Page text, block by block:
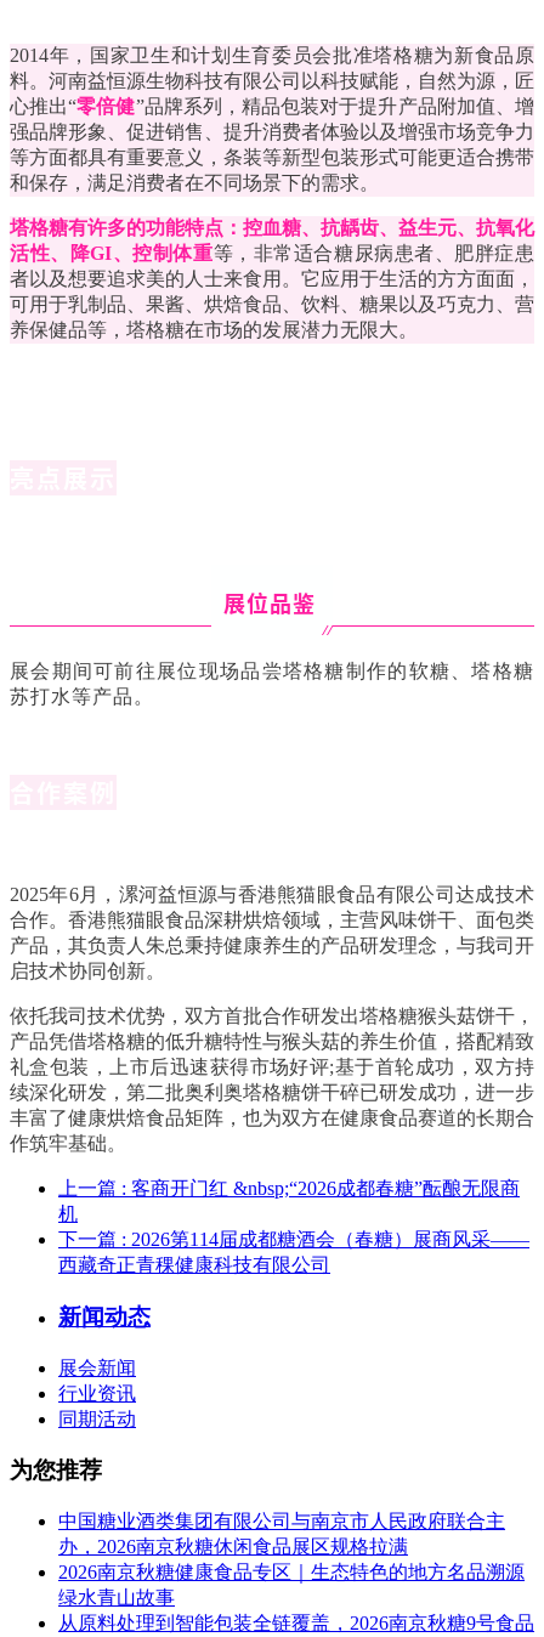
2014年，国家卫生和计划生育委员会批准塔格糖为新食品原
料。河南益恒源生物科技有限公司以科技赋能，自然为源，匠
心推出“零倍健”品牌系列，精品包装对于提升产品附加值、增
强品牌形象、促进销售、提升消费者体验以及增强市场竞争力
等方面都具有重要意义，条装等新型包装形式可能更适合携带
和保存，满足消费者在不同场景下的需求。
塔格糖有许多的功能特点：控血糖、抗龋齿、益生元、抗氧化
活性、降GI、控制体重等，非常适合糖尿病患者、肥胖症患
者以及想要追求美的人士来食用。它应用于生活的方方面面，
可用于乳制品、果酱、烘焙食品、饮料、糖果以及巧克力、营
养保健品等，塔格糖在市场的发展潜力无限大。
展位品鉴
展会期间可前往展位现场品尝塔格糖制作的软糖、塔格糖
苏打水等产品。
2025年6月，漯河益恒源与香港熊猫眼食品有限公司达成技术
合作。香港熊猫眼食品深耕烘焙领域，主营风味饼干、面包类
产品，其负责人朱总秉持健康养生的产品研发理念，与我司开
启技术协同创新。
依托我司技术优势，双方首批合作研发出塔格糖猴头菇饼干，
产品凭借塔格糖的低升糖特性与猴头菇的养生价值，搭配精致
礼盒包装，上市后迅速获得市场好评;基于首轮成功，双方持
续深化研发，第二批奥利奥塔格糖饼干碎已研发成功，进一步
丰富了健康烘焙食品矩阵，也为双方在健康食品赛道的长期合
作筑牢基础。
上一篇 : 客商开门红 &nbsp;“2026成都春糖”酝酿无限商
机
下一篇 : 2026第114届成都糖酒会（春糖）展商风采——
西藏奇正青稞健康科技有限公司
新闻动态
展会新闻
行业资讯
同期活动
为您推荐
中国糖业酒类集团有限公司与南京市人民政府联合主
办，2026南京秋糖休闲食品展区规格拉满
2026南京秋糖健康食品专区｜生态特色的地方名品溯源
绿水青山故事
从原料处理到智能包装全链覆盖，2026南京秋糖9号食品